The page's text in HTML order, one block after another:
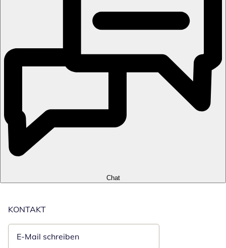
Chat
KONTAKT
E-Mail schreiben
Öffnet E-Mail-Client